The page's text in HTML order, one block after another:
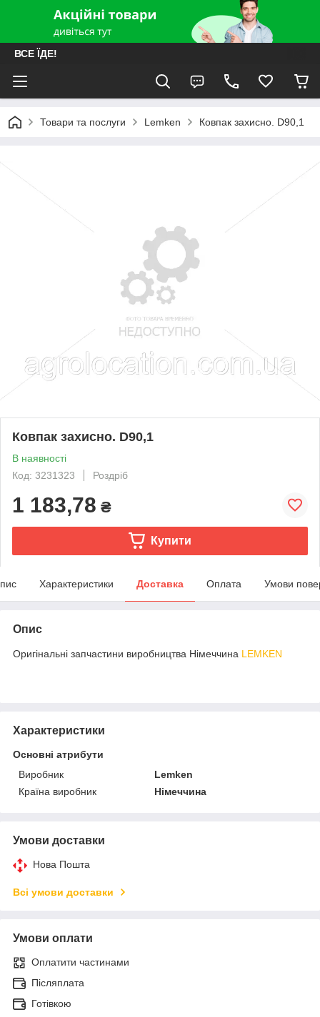
ВСЕ ЇДЕ!
Товари та послуги Lemken Ковпак захисно. D90,1
Ковпак захисно. D90,1
В наявності
Код: 3231323
Роздріб
1 183,78 ₴
Купити
Характеристики Доставка Оплата Умови
Опис
Оригінальні запчастини виробництва Німеччина LEMKEN
Характеристики
Основні атрибути
Виробник
Lemken
Країна виробник
Німеччина
Умови доставки
Нова Пошта
Всі умови доставки
Умови оплати
Оплатити частинами
Післяплата
Готівкою